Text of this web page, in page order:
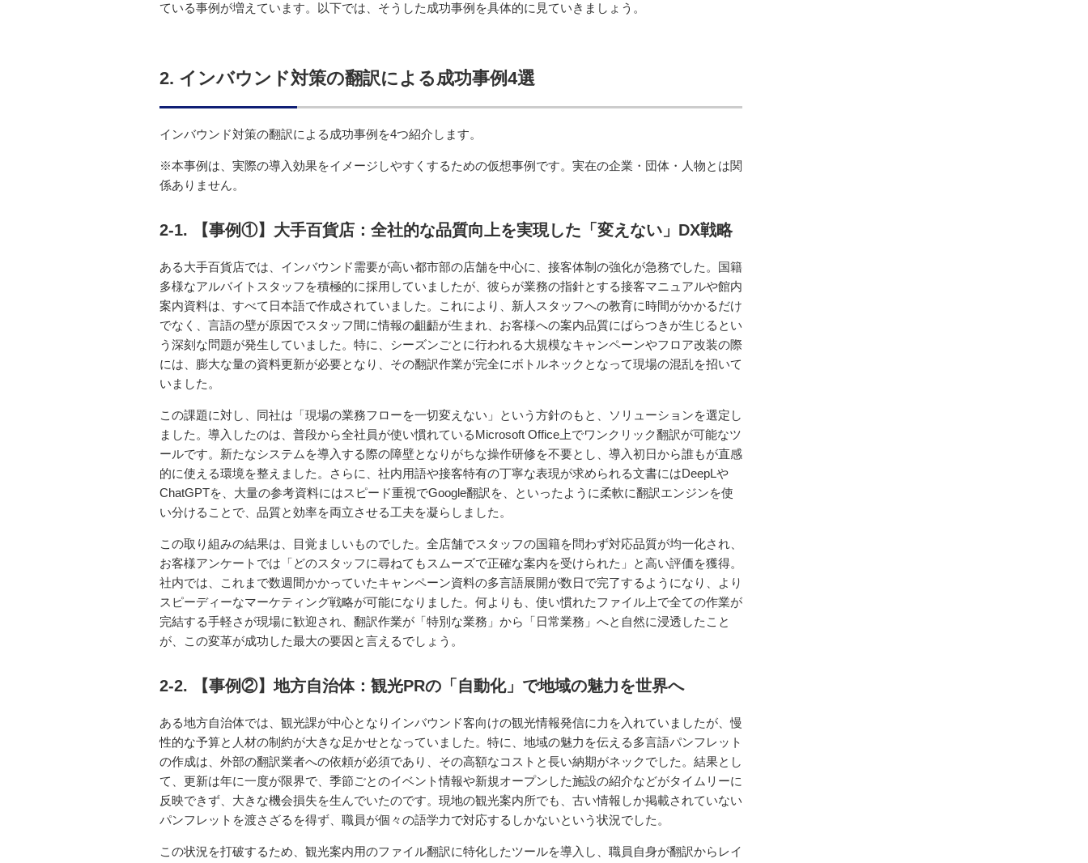
ている事例が増えています。以下では、そうした成功事例を具体的に見ていきましょう。
2. インバウンド対策の翻訳による成功事例4選
インバウンド対策の翻訳による成功事例を4つ紹介します。
※本事例は、実際の導入効果をイメージしやすくするための仮想事例です。実在の企業・団体・人物とは関
係ありません。
2-1. 【事例①】大手百貨店：全社的な品質向上を実現した「変えない」DX戦略
ある大手百貨店では、インバウンド需要が高い都市部の店舗を中心に、接客体制の強化が急務でした。国籍
多様なアルバイトスタッフを積極的に採用していましたが、彼らが業務の指針とする接客マニュアルや館内
案内資料は、すべて日本語で作成されていました。これにより、新人スタッフへの教育に時間がかかるだけ
でなく、言語の壁が原因でスタッフ間に情報の齟齬が生まれ、お客様への案内品質にばらつきが生じるとい
う深刻な問題が発生していました。特に、シーズンごとに行われる大規模なキャンペーンやフロア改装の際
には、膨大な量の資料更新が必要となり、その翻訳作業が完全にボトルネックとなって現場の混乱を招いて
いました。
この課題に対し、同社は「現場の業務フローを一切変えない」という方針のもと、ソリューションを選定し
ました。導入したのは、普段から全社員が使い慣れているMicrosoft Office上でワンクリック翻訳が可能なツ
ールです。新たなシステムを導入する際の障壁となりがちな操作研修を不要とし、導入初日から誰もが直感
的に使える環境を整えました。さらに、社内用語や接客特有の丁寧な表現が求められる文書にはDeepLや
ChatGPTを、大量の参考資料にはスピード重視でGoogle翻訳を、といったように柔軟に翻訳エンジンを使
い分けることで、品質と効率を両立させる工夫を凝らしました。
この取り組みの結果は、目覚ましいものでした。全店舗でスタッフの国籍を問わず対応品質が均一化され、
お客様アンケートでは「どのスタッフに尋ねてもスムーズで正確な案内を受けられた」と高い評価を獲得。
社内では、これまで数週間かかっていたキャンペーン資料の多言語展開が数日で完了するようになり、より
スピーディーなマーケティング戦略が可能になりました。何よりも、使い慣れたファイル上で全ての作業が
完結する手軽さが現場に歓迎され、翻訳作業が「特別な業務」から「日常業務」へと自然に浸透したこと
が、この変革が成功した最大の要因と言えるでしょう。
2-2. 【事例②】地方自治体：観光PRの「自動化」で地域の魅力を世界へ
ある地方自治体では、観光課が中心となりインバウンド客向けの観光情報発信に力を入れていましたが、慢
性的な予算と人材の制約が大きな足かせとなっていました。特に、地域の魅力を伝える多言語パンフレット
の作成は、外部の翻訳業者への依頼が必須であり、その高額なコストと長い納期がネックでした。結果とし
て、更新は年に一度が限界で、季節ごとのイベント情報や新規オープンした施設の紹介などがタイムリーに
反映できず、大きな機会損失を生んでいたのです。現地の観光案内所でも、古い情報しか掲載されていない
パンフレットを渡さざるを得ず、職員が個々の語学力で対応するしかないという状況でした。
この状況を打破するため、観光案内用のファイル翻訳に特化したツールを導入し、職員自身が翻訳からレイ